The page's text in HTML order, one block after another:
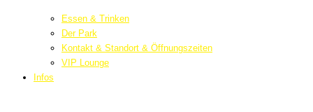
Essen & Trinken
Der Park
Kontakt & Standort & Öffnungszeiten
VIP Lounge
Infos